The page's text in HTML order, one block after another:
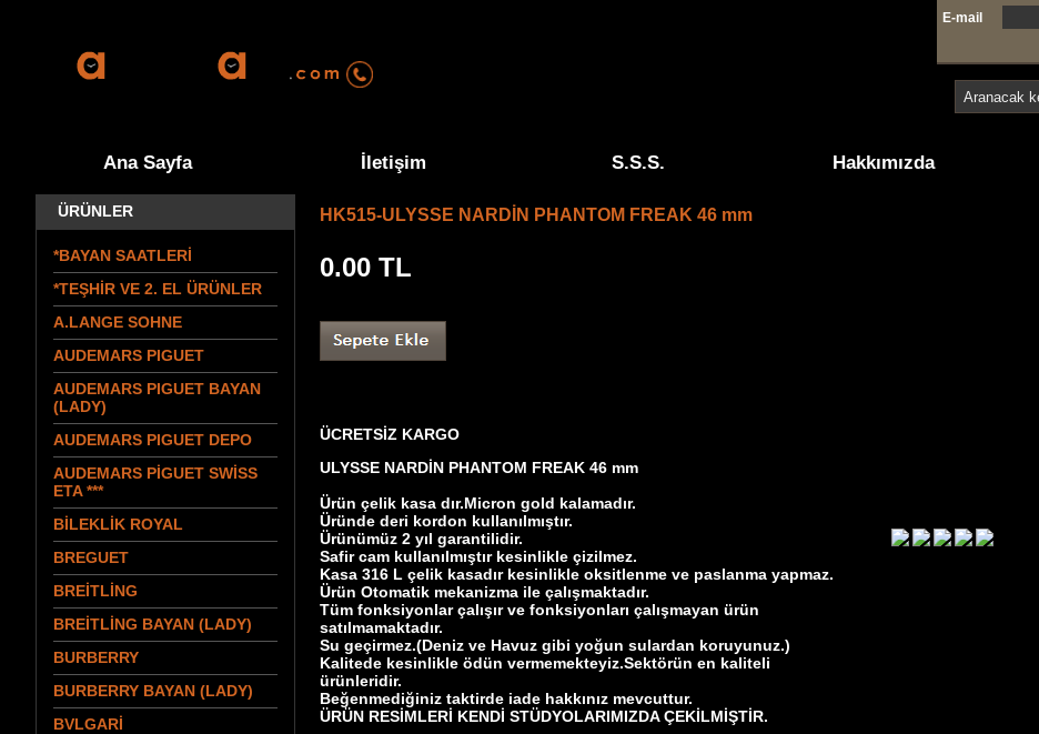
E-mail
Ana Sayfa İletişim S.S.S. Hakkımızda
ÜRÜNLER
*BAYAN SAATLERİ
*TEŞHİR VE 2. EL ÜRÜNLER
A.LANGE SOHNE
AUDEMARS PIGUET
AUDEMARS PIGUET BAYAN
(LADY)
AUDEMARS PIGUET DEPO
AUDEMARS PİGUET SWİSS
ETA ***
BİLEKLİK ROYAL
BREGUET
BREİTLİNG
BREİTLİNG BAYAN (LADY)
BURBERRY
BURBERRY BAYAN (LADY)
BVLGARİ
HK515-ULYSSE NARDİN PHANTOM FREAK 46 mm
0.00 TL
ÜCRETSİZ KARGO
ULYSSE NARDİN PHANTOM FREAK 46 mm
Ürün çelik kasa dır.Micron gold kalamadır.
Üründe deri kordon kullanılmıştır.
Ürünümüz 2 yıl garantilidir.
Safir cam kullanılmıştır kesinlikle çizilmez.
Kasa 316 L çelik kasadır kesinlikle oksitlenme ve paslanma yapmaz.
Ürün Otomatik mekanizma ile çalışmaktadır.
Tüm fonksiyonlar çalışır ve fonksiyonları çalışmayan ürün
satılmamaktadır.
Su geçirmez.(Deniz ve Havuz gibi yoğun sulardan koruyunuz.)
Kalitede kesinlikle ödün vermemekteyiz.Sektörün en kaliteli
ürünleridir.
Beğenmediğiniz taktirde iade hakkınız mevcuttur.
ÜRÜN RESİMLERİ KENDİ STÜDYOLARIMIZDA ÇEKİLMİŞTİR.